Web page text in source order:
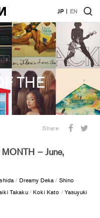
JP EN
THE
Share
– June,
/ Dreamy Deka / Shino
Takaku/Koki Kato / Yasuyuki